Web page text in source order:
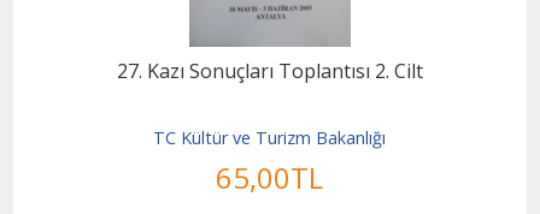
27. Kazı Sonuçları Toplantısı 2. Cilt
TC Kültür ve Turizm Bakanlığı
65,00TL